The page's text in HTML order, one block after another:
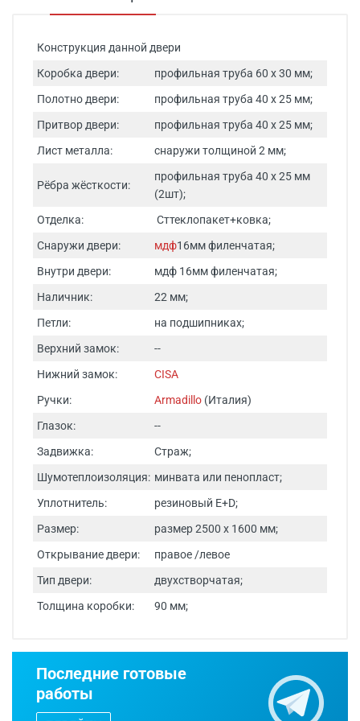
Конструкция данной двери
Коробка двери:
профильная труба 60 х 30 мм;
Полотно двери:
профильная труба 40 х 25 мм;
Притвор двери:
профильная труба 40 х 25 мм;
Лист металла:
снаружи толщиной 2 мм;
Рёбра жёсткости:
профильная труба 40 х 25 мм
(2шт);
Отделка:
Сттеклопакет+ковка;
Снаружи двери:
мдф16мм филенчатая;
Внутри двери:
мдф 16мм филенчатая;
Наличник:
22 мм;
Петли:
на подшипниках;
Верхний замок:
--
Нижний замок:
CISA
Ручки:
Armadillo (Италия)
Глазок:
--
Задвижка:
Страж;
Шумотеплоизоляция: минвата или пенопласт;
Уплотнитель:
резиновый E+D;
Размер:
размер 2500 х 1600 мм;
Открывание двери:
правое /левое
Тип двери:
двухстворчатая;
Толщина коробки:
90 мм;
которая гармонично сочетает декоративный дизайн и
продуманную конструкцию для частного дома,
коттеджа или загородного жилья. Модель оформлена
наружной и внутренней отделкой из МДФ, что создаёт
аккуратный, стильный внешний вид и позволяет
Последние готовые
работы